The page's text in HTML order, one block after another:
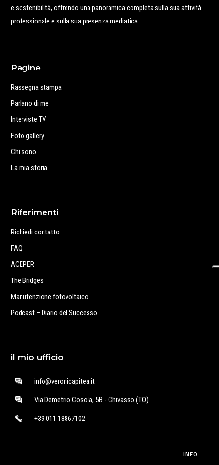
e sostenibilità, offrendo una panoramica completa sulla sua attività
professionale e sulla sua presenza mediatica.
Pagine
Rassegna stampa
Parlano di me
Interviste TV
Foto gallery
Chi sono
La mia storia
Riferimenti
Richiedi contatto
FAQ
ACEPER
The Bridges
Manutenzione fotovoltaico
Podcast – Diario del Successo
il mio ufficio
info@veronicapitea.it
Via Demetrio Cosola, 5B - Chivasso (TO)
+39 011 18867102
INFO